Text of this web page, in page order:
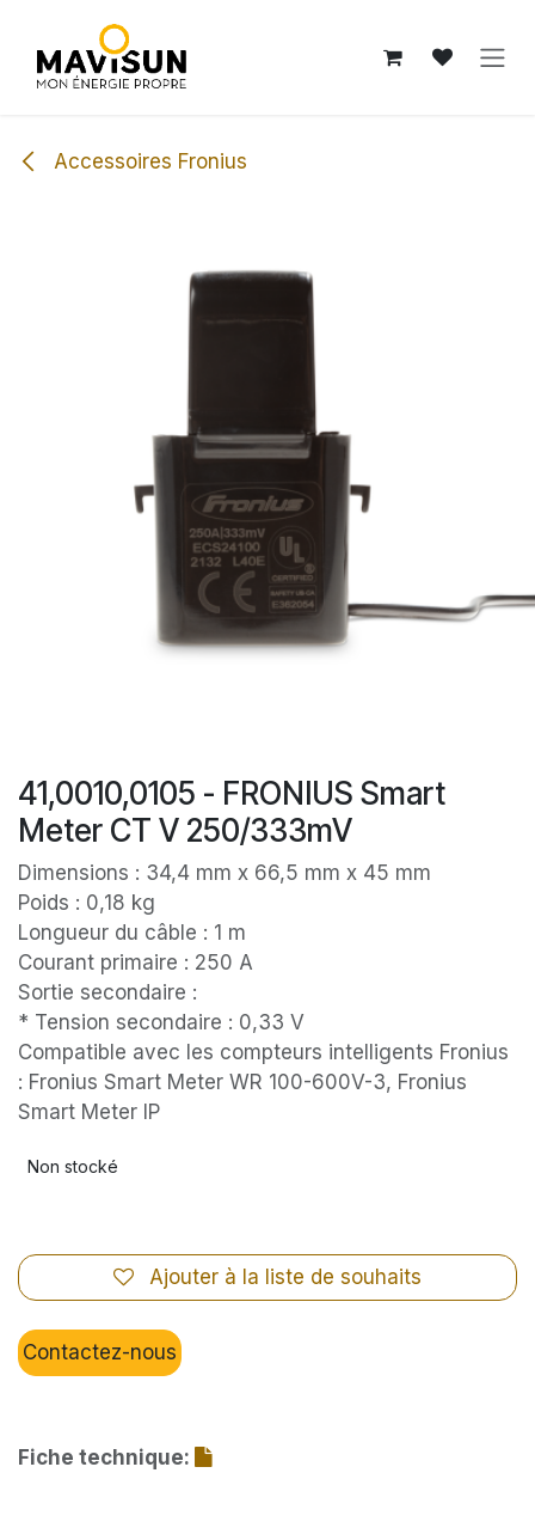
Accessoires Fronius
41,0010,0105 - FRONIUS Smart
Meter CT V 250/333mV
Dimensions : 34,4 mm x 66,5 mm x 45 mm
Poids : 0,18 kg
Longueur du câble : 1 m
Courant primaire : 250 A
Sortie secondaire :
* Tension secondaire : 0,33 V
Compatible avec les compteurs intelligents Fronius
: Fronius Smart Meter WR 100-600V-3, Fronius
Smart Meter IP
Non stocké
Ajouter à la liste de souhaits
Contactez-nous
Fiche technique: